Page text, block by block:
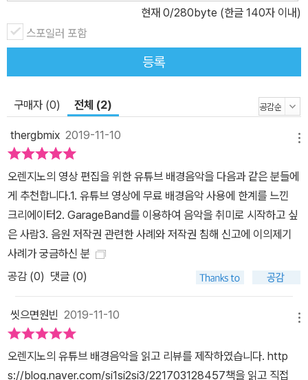
웨어 사용이 익숙하지 않을 수 있습니다. 하지만 걱정하지 마세요. 오
렌지노 유튜브 채널을 통해 좀 더 자세하고 명쾌한 동영상 강의를 확
인할 수 있습니다. 그뿐만 아니라 언제든 저자의 커뮤니티를 방문하
여 궁금한 내용, 어려운 내용 등을 질문하고 도움을 받을 수 있습니다.
커뮤니티: https://ijino.net/forums/forum/garageband-book/
크리에이터 내 채널의 독창성을 높이기 위해 테마송을 만들고 싶은
유튜브 크리에이터 취미 생활로 컴퓨터 음악 소프트웨어를 배우고 싶
은 직장인 아이폰/아이패드, 혹은 맥을 좀 더 다양하게 활용하고 싶은
일반인
현재 0/280byte (한글 140자 이내)
스포일러 포함
등록
구매자 (0) 전체 (2)
thergbmix 2019-11-10
오렌지노의 영상 편집을 위한 유튜브 배경음악을 다음과 같은 분들에
게 추천합니다.1. 유튜브 영상에 무료 배경음악 사용에 한계를 느낀
크리에이터2. GarageBand를 이용하여 음악을 취미로 시작하고 싶
은 사람3. 음원 저작권 관련한 사례와 저작권 침해 신고에 이의제기
사례가 궁금하신 분
공감 (0) 댓글 (0)
씻으면원빈 2019-11-10
오렌지노의 유튜브 배경음악을 읽고 리뷰를 제작하였습니다. http
s://blog.naver.com/si1si2si3/221703128457책을 읽고 직접